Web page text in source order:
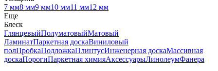
7 мм8 мм9 мм10 мм11 мм12 мм
Еще
Блеск
ГлянцевыйПолуматовыйМатовый
ЛаминатПаркетная доскаВиниловый
полПробкаПодложкаПлинтусИнженерная доскаМассивная
доскаПорогиПаркетная химияАксессуарыЛинолеумФанера